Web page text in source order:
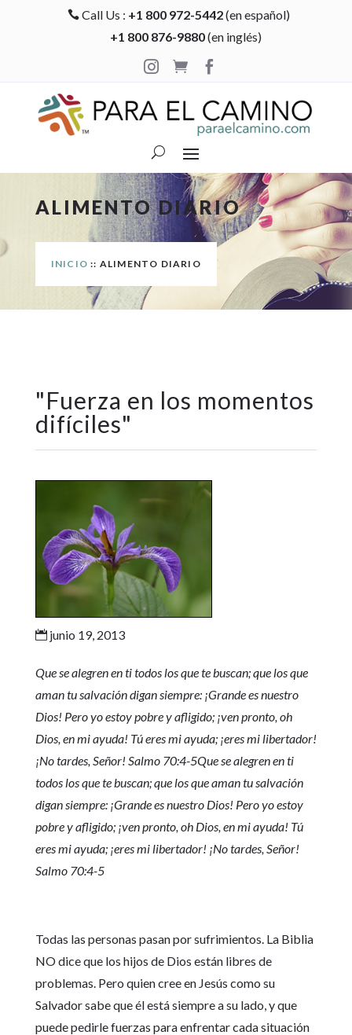
 Call Us : +1 800 972-5442(en español)
+1 800 876-9880(en inglés)

 
ALIMENTO DIARIO
INICIO :: ALIMENTO DIARIO
"Fuerza en los momentos
difíciles"
junio 19, 2013
Que se alegren en ti todos los que te buscan; que los que
aman tu salvación digan siempre: ¡Grande es nuestro
Dios! Pero yo estoy pobre y afligido; ¡ven pronto, oh
Dios, en mi ayuda! Tú eres mi ayuda; ¡eres mi libertador!
¡No tardes, Señor! Salmo 70:4-5Que se alegren en ti
todos los que te buscan; que los que aman tu salvación
digan siempre: ¡Grande es nuestro Dios! Pero yo estoy
pobre y afligido; ¡ven pronto, oh Dios, en mi ayuda! Tú
eres mi ayuda; ¡eres mi libertador! ¡No tardes, Señor!
Salmo 70:4-5
Todas las personas pasan por sufrimientos. La Biblia
NO dice que los hijos de Dios están libres de
problemas. Pero quien cree en Jesús como su
Salvador sabe que él está siempre a su lado, y que
puede pedirle fuerzas para enfrentar cada situación